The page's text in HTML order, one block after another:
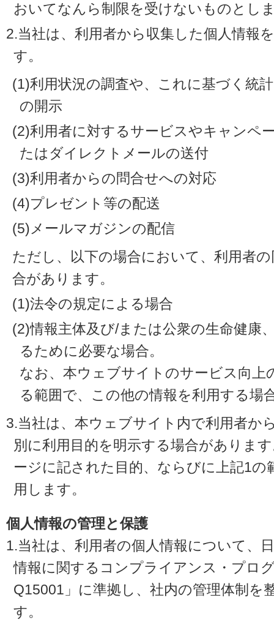
おいてなんら制限を受けないものとし
2.当社は、利用者から収集した個人情報
す。
(1)利用状況の調査や、これに基づく統
の開示
(2)利用者に対するサービスやキャンペ
たはダイレクトメールの送付
(3)利用者からの問合せへの対応
(4)プレゼント等の配送
(5)メールマガジンの配信
ただし、以下の場合において、利用者
合があります。
(1)法令の規定による場合
(2)情報主体及び/または公衆の生命健康
るために必要な場合。
なお、本ウェブサイトのサービス向上
る範囲で、この他の情報を利用する場
3.当社は、本ウェブサイト内で利用者か
別に利用目的を明示する場合がありま
ージに記された目的、ならびに上記1の
用します。
個人情報の管理と保護
1.当社は、利用者の個人情報について、
情報に関するコンプライアンス・プロ
Q15001」に準拠し、社内の管理体制を
す。